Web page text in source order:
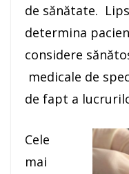
de sănătate.
determina
considere
medicale de
de fapt a
Cele
mai